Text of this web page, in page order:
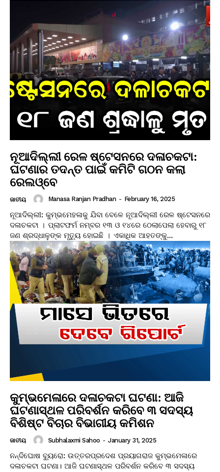
ନୂଆଦିଲ୍ଲୀ ରେଳ ଷ୍ଟେସନରେ ଦଳାଚକଟା:
ଘଟଣାର ତଦନ୍ତ ପାଇଁ କମିଟି ଗଠନ କଲା
ରେଲଓ୍ବେ
ଜାତୀୟ Manasa Ranjan Pradhan - February 16, 2025
ନୂଆଦିଲ୍ଲୀ: କୁମ୍ଭମେହଳାକୁ ଯିବା ବେଳେ ନୂଆଦିଲ୍ଲୀ ରେଳ ଷ୍ଟେସନରେ
ଦଳାଚକଟା । ପ୍ଲାଟଫର୍ମ ନମ୍ବର ୧୩ ଓ ୧୪ରେ ଠେଲାପେଲା ହେବାରୁ ୧୮
ଜଣ ଶ୍ରଦ୍ଧାଳୁଙ୍କ ମୃତ୍ୟୁ ହୋଇଛି । ଏକାଧିକ ଆହତଙ୍କୁ...
କୁମ୍ଭମେଳାରେ ଦଳାଚକଟା ଘଟଣା: ଆଜି
ଘଟଣାସ୍ଥଳ ପରିବର୍ଶନ କରିବେ ୩ ସଦସ୍ୟ
ବିଶିଷ୍ଟ ବିଚାର ବିଭାଗୀୟ କମିଶନ
ଜାତୀୟ Subhalaxmi Sahoo - January 31, 2025
ନନ୍ଦିଘୋଷ ବ୍ୟୁରୋ: ଉତ୍ତରପ୍ରଦେଶ ପ୍ରୟାଗରାଜ କୁମ୍ଭମେଳାରେ
ଦଳାଚକଟା ଘଟଣା। ଆଜି ଘଟଣାସ୍ଥଳ ପରିବର୍ଶନ କରିବେ ୩ ସଦସ୍ୟ